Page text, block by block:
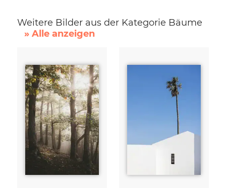
Weitere Bilder aus der Kategorie Bäume
» Alle anzeigen